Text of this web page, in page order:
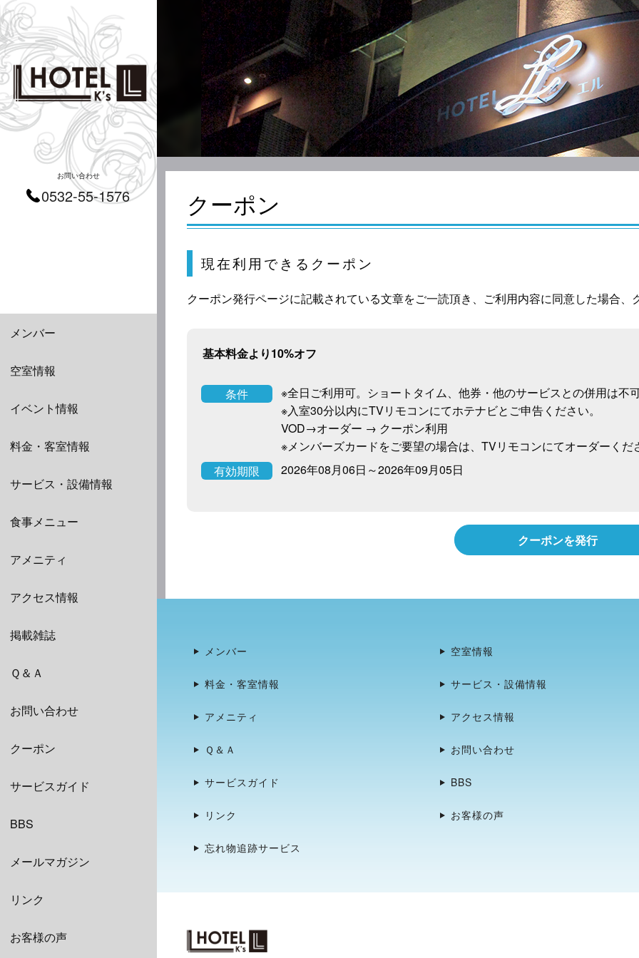
お問い合わせ
0532-55-1576
メンバー
空室情報
イベント情報
料金・客室情報
サービス・設備情報
食事メニュー
アメニティ
アクセス情報
掲載雑誌
Ｑ＆Ａ
お問い合わせ
クーポン
サービスガイド
BBS
メールマガジン
リンク
お客様の声
クーポン
現在利用できるクーポン
クーポン発行ページに記載されている文章をご一読頂き、ご利用内容に同意した場合、
基本料金より10%オフ
条件
※全日ご利用可。ショートタイム、他券・他のサービスとの併用は不可
※入室30分以内にTVリモコンにてホテナビとご申告ください。
VOD→オーダー → クーポン利用
※メンバーズカードをご要望の場合は、TVリモコンにてオーダーくだ
有効期限
2026年08月06日 ～2026年09月05日
クーポンを発行
メンバー 空室情報
料金・客室情報 サービス・設備情報
アメニティ アクセス情報
Ｑ＆Ａ お問い合わせ
サービスガイド BBS
リンク お客様の声
忘れ物追跡サービス